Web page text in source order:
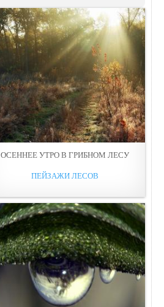
ОСЕННЕЕ УТРО В ГРИБНОМ ЛЕСУ
ПЕЙЗАЖИ ЛЕСОВ